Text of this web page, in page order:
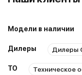
2 277 600 ₽
Chery • Tiggo 7L
В наличии
Модели в наличии
Дилеры Дилеры
ТО Техническое